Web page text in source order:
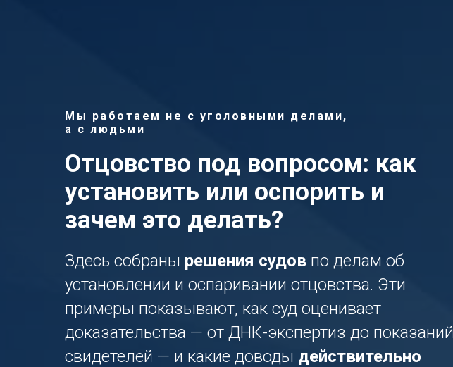
Мы работаем не с уголовными делами,
а с людьми
Отцовство под вопросом: как
установить или оспорить и
зачем это делать?
Здесь собраны решения судов по делам об
установлении и оспаривании отцовства. Эти
примеры показывают, как суд оценивает
доказательства — от ДНК-экспертиз до показаний
свидетелей — и какие доводы действительно